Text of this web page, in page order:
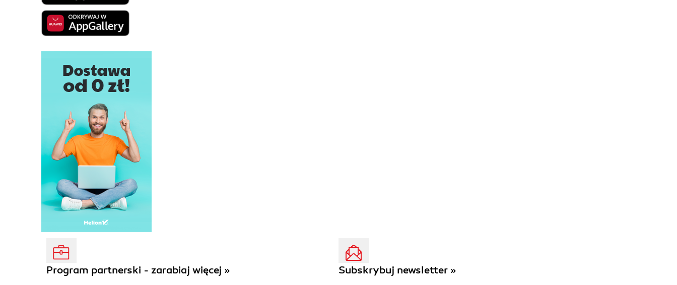
Program partnerski - zarabiaj więcej » Subskrybuj newsletter »